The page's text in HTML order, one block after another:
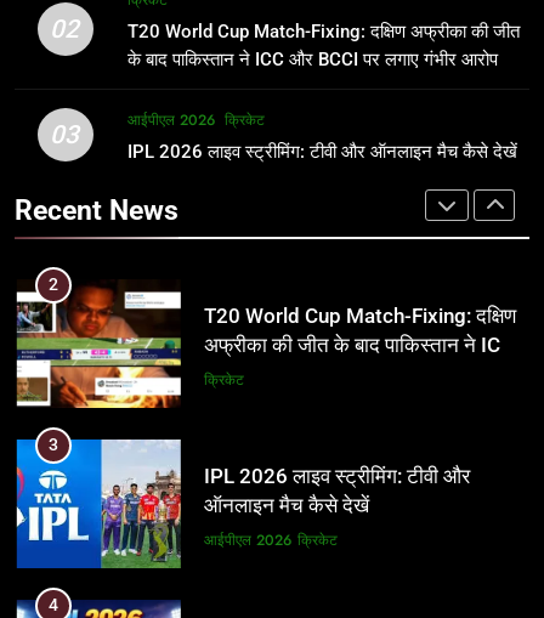
उम्र, परिवार, करियर और शादी से जुड़ी हर
जानकारी
क्रिकेट
2
T20 World Cup Match-Fixing: दक्षिण
3
IPL 2026 लाइव स्ट्रीमिंग: टीवी और
ऑनलाइन मैच कैसे देखें
आईपीएल 2026
4
IPL 2026 टिकट्स: बुकिंग, कीमतें, और
स्टेडियम की पूरी जानकारी
आईपीएल 2026 क्रिकेट
5
02
T20 World Cup Match-Fixing: दक्षिण अफ्रीका की जीत
के बाद पाकिस्तान ने ICC और BCCI पर लगाए गंभीर आरोप
03 आईपीएल 2026 क्रिकेट
IPL 2026 लाइव स्ट्रीमिंग: टीवी और ऑनलाइन मैच कैसे देखें
Recent News
फाइनल में हो सकती है महा-भिड़ंत, जानें पूरा
समीकरण
T20 वर्ल्ड कप 2026
1
अर्जुन तेंदुलकर की पत्नी सानिया चंडोक:
उम्र, परिवार, करियर और शादी से जुड़ी हर
2
T20 World Cup Match-Fixing: दक्षिण
अफ्रीका की जीत के बाद पाकिस्तान ने ICC
और BCCI पर लगाए गंभीर आरोप
क्रिकेट
3
IPL 2026 लाइव स्ट्रीमिंग: टीवी और
ऑनलाइन मैच कैसे देखें
आईपीएल 2026 क्रिकेट
4